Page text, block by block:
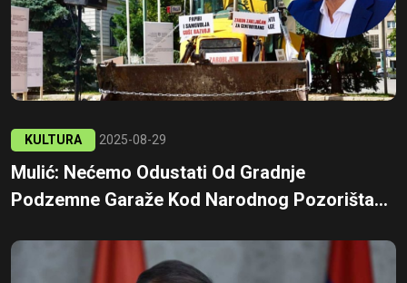
KULTURA 2025-08-29
Mulić: Nećemo Odustati Od Gradnje
Podzemne Garaže Kod Narodnog Pozorišta...